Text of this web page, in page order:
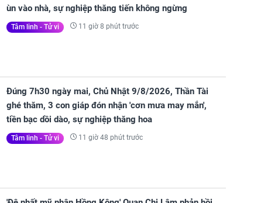
ùn vào nhà, sự nghiệp thăng tiến không ngừng
Tâm linh - Tử vi 11 giờ 8 phút trước
Đúng 7h30 ngày mai, Chủ Nhật 9/8/2026, Thần Tài
ghé thăm, 3 con giáp đón nhận 'cơn mưa may mắn',
tiền bạc dồi dào, sự nghiệp thăng hoa
Tâm linh - Tử vi 11 giờ 48 phút trước